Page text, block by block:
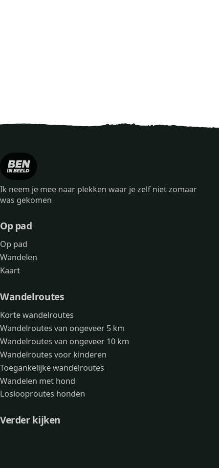
Ik neem je mee naar plekken waar je zelf niet zomaar
was gekomen
Op pad
Op pad
Wandelen
Kaart
Wandelroutes
Korte wandelroutes
Wandelroutes van ongeveer 5 km
Wandelroutes van ongeveer 10 km
Wandelroutes voor kinderen
Toegankelijke wandelroutes
Wandelen met hond
Loslooproutes honden
Verder kijken